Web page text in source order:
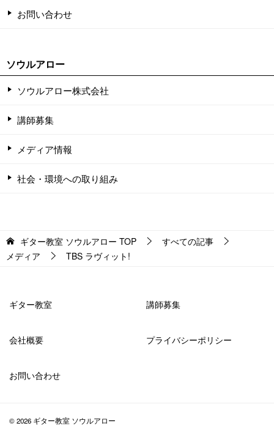
お問い合わせ
ソウルアロー
ソウルアロー株式会社
講師募集
メディア情報
社会・環境への取り組み
ギター教室 ソウルアロー TOP
すべての記事
メディア
TBS ラヴィット!
ギター教室 講師募集
会社概要 プライバシーポリシー
お問い合わせ
© 2026 ギター教室 ソウルアロー